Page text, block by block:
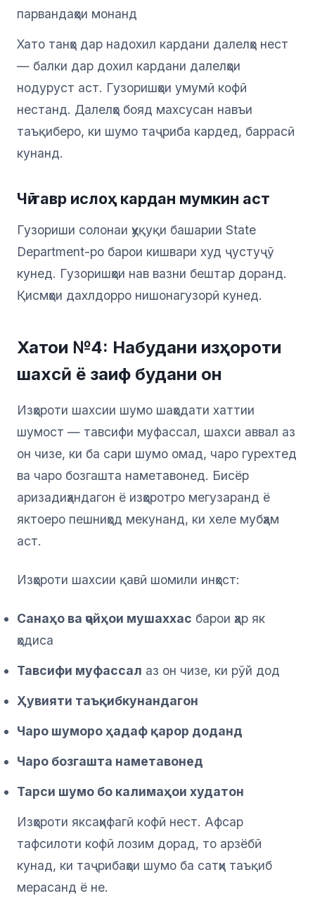
парвандаҳои монанд
Хато танҳо дар надохил кардани далелҳо нест
— балки дар дохил кардани далелҳои
нодуруст аст. Гузоришҳои умумӣ кофӣ
нестанд. Далелҳо бояд махсусан навъи
таъқиберо, ки шумо таҷриба кардед, баррасӣ
кунанд.
Чӣ тавр ислоҳ кардан мумкин аст
Гузориши солонаи ҳуқуқи башарии State
Department-ро барои кишвари худ ҷустуҷӯ
кунед. Гузоришҳои нав вазни бештар доранд.
Қисмҳои дахлдорро нишонагузорӣ кунед.
Хатои №4: Набудани изҳороти
шахсӣ ё заиф будани он
Изҳороти шахсии шумо шаҳодати хаттии
шумост — тавсифи муфассал, шахси аввал аз
он чизе, ки ба сари шумо омад, чаро гурехтед
ва чаро бозгашта наметавонед. Бисёр
аризадиҳандагон ё изҳоротро мегузаранд ё
яктоеро пешниҳод мекунанд, ки хеле мубҳам
аст.
Изҳороти шахсии қавӣ шомили инҳост:
Санаҳо ва ҷойҳои мушаххас барои ҳар як
ҳодиса
Тавсифи муфассал аз он чизе, ки рӯй дод
Ҳувияти таъқибкунандагон
Чаро шуморо ҳадаф қарор доданд
Чаро бозгашта наметавонед
Тарси шумо бо калимаҳои худатон
Изҳороти яксаҳифагӣ кофӣ нест. Афсар
тафсилоти кофӣ лозим дорад, то арзёбӣ
кунад, ки таҷрибаҳои шумо ба сатҳи таъқиб
мерасанд ё не.